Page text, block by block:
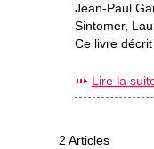
Jean-Paul
Sintomer,
Ce livre
Lire la
2 Articles